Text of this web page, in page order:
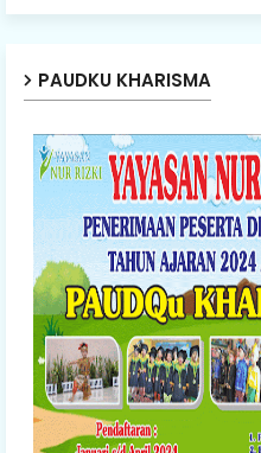
PAUDKU KHARISMA